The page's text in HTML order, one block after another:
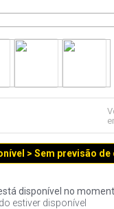
> Sem previsão de
disponível no
estiver disponível
3º
teclado
ssd
6º
mouse
8º
controle
10º hd